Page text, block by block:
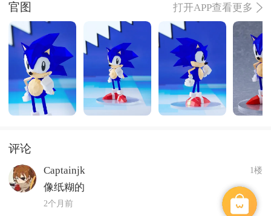
官图 打开APP查看更多
评论
Captainjk 1楼
像纸糊的
2个月前